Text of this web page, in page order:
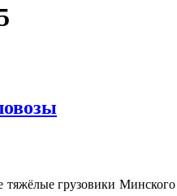
тяжёлые грузовики